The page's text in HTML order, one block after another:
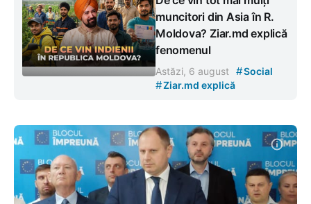
muncitori din Asia în R.
Moldova? Ziar.md explică
fenomenul
Astăzi, 6 august #Social
#Ziar.md explică